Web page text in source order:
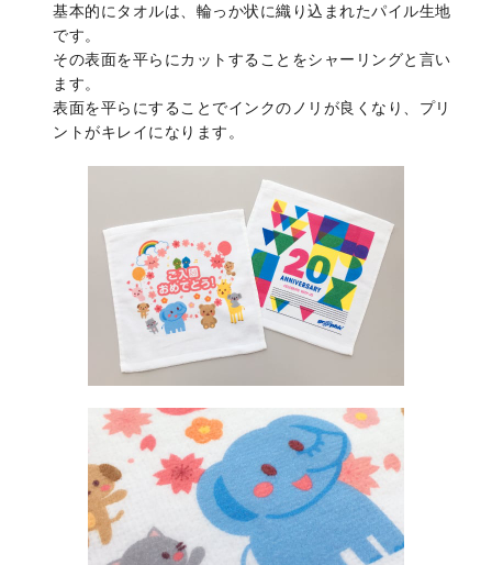
基本的にタオルは、輪っか状に織り込まれたパイル生地
です。
その表面を平らにカットすることをシャーリングと言い
ます。
表面を平らにすることでインクのノリが良くなり、プリ
ントがキレイになります。